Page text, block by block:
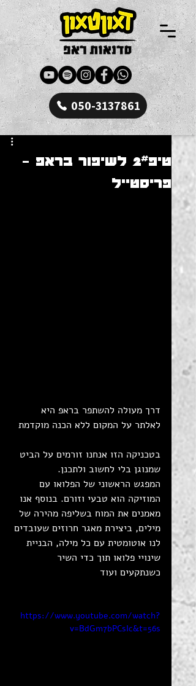
050-3137861
טיפ2# לשיפור בראפ -
פריסטייל
דרך מעולה להשתפר בראפ היא
לאלתר על המקום ללא הכנה מוקדמת
בטכניקה הזו אנחנו זורמים על הביט
שמנוגן בלי לחשוב ולתכנן.
המפגש הראשוני של הפלואו עם
המוזיקה הוא טבעי וזורם. בנוסף אנו
מאמנים את המוח בשליפה מהירה של
מילים, ביצירת מאגר חרוזים שעובדים
לנו אוטומטית עם כל מילה, הבניית
שינויי פלואו תוך כדי השיר
כשנתקעים ועוד
https://www.youtube.com/watch?
v=BdGm7bPCsIc&t=56s